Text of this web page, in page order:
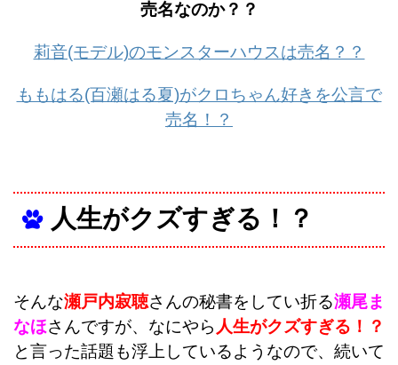
売名なのか？？
莉音(モデル)のモンスターハウスは売名？？
ももはる(百瀬はる夏)がクロちゃん好きを公言で
売名！？
人生がクズすぎる！？
そんな瀬戸内寂聴さんの秘書をしてい折る瀬尾ま
なほさんですが、なにやら 人生がクズすぎる！？
と言った話題も浮上しているようなので、続いて